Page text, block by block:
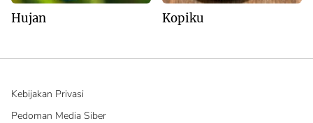
Hujan Kopiku
Kebijakan Privasi
Pedoman Media Siber